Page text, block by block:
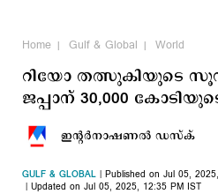
Home Gulf & Global World
റിയോ തത്സുകിയുടെ
ജപ്പാന് 30,000
ഇന്‍റര്‍നാഷണല്‍ ഡസ്ക്
GULF & GLOBAL
Published on Jul 05,
Updated on Jul 05, 2025, 12:35 PM IST